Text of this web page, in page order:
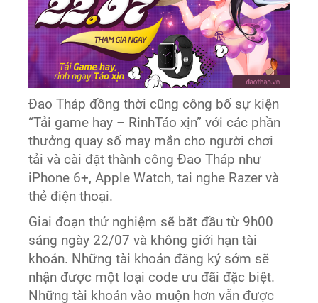
Đao Tháp đồng thời cũng công bố sự kiện
“Tải game hay – RinhTáo xịn” với các phần
thưởng quay số may mắn cho người chơi
tải và cài đặt thành công Đao Tháp như
iPhone 6+, Apple Watch, tai nghe Razer và
thẻ điện thoại.
Giai đoạn thử nghiệm sẽ bắt đầu từ 9h00
sáng ngày 22/07 và không giới hạn tài
khoản. Những tài khoản đăng ký sớm sẽ
nhận được một loại code ưu đãi đặc biệt.
Những tài khoản vào muộn hơn vẫn được